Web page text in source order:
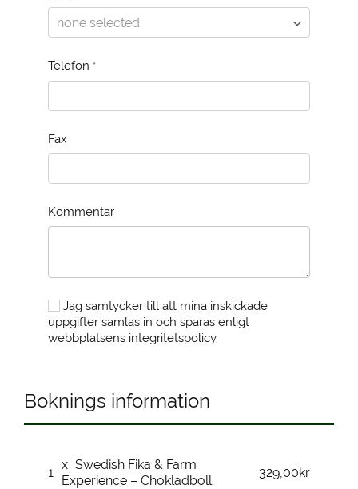
Telefon *
Fax
Kommentar
Jag samtycker till att mina inskickade
uppgifter samlas in och sparas enligt
webbplatsens integritetspolicy.
Boknings information
1
x Swedish Fika & Farm
Experience – Chokladboll
329,00kr